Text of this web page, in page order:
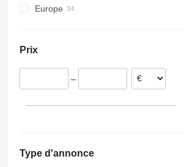
Europe
Prix
–
Type d'annonce